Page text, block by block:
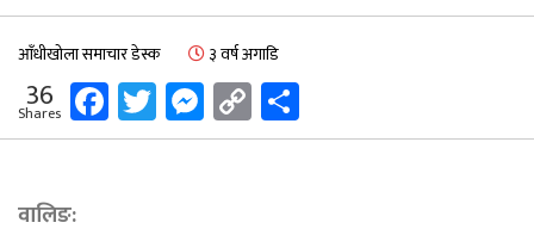
आँधीखोला समाचार डेस्क ३ वर्ष अगाडि
36
Shares Facebook
Twitter
Messenger
Copy
Link
वालिङ: